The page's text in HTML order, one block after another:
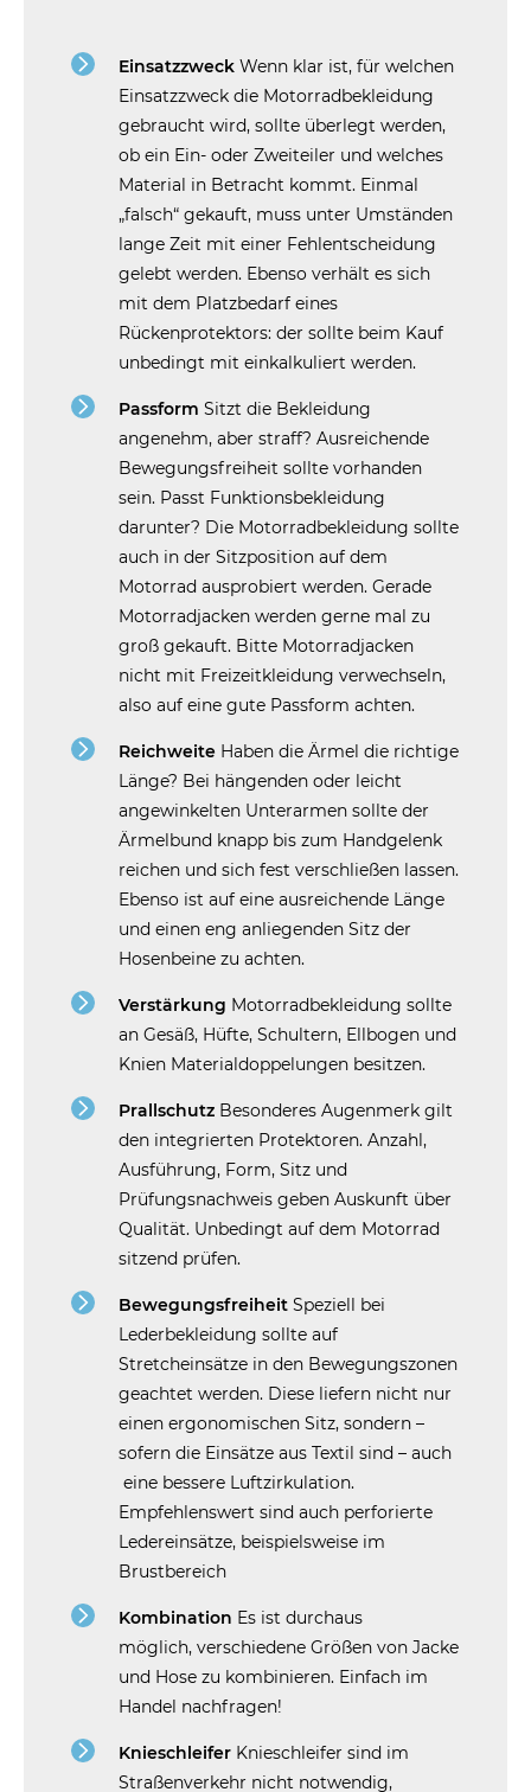
Einsatzzweck Wenn klar ist, für welchen
Einsatzzweck die Motorradbekleidung
gebraucht wird, sollte überlegt werden,
ob ein Ein- oder Zweiteiler und welches
Material in Betracht kommt. Einmal
„falsch“ gekauft, muss unter Umständen
lange Zeit mit einer Fehlentscheidung
gelebt werden. Ebenso verhält es sich
mit dem Platzbedarf eines
Rückenprotektors: der sollte beim Kauf
unbedingt mit einkalkuliert werden.
Passform Sitzt die Bekleidung
angenehm, aber straff? Ausreichende
Bewegungsfreiheit sollte vorhanden
sein. Passt Funktionsbekleidung
darunter? Die Motorradbekleidung sollte
auch in der Sitzposition auf dem
Motorrad ausprobiert werden. Gerade
Motorradjacken werden gerne mal zu
groß gekauft. Bitte Motorradjacken
nicht mit Freizeitkleidung verwechseln,
also auf eine gute Passform achten.
Reichweite Haben die Ärmel die richtige
Länge? Bei hängenden oder leicht
angewinkelten Unterarmen sollte der
Ärmelbund knapp bis zum Handgelenk
reichen und sich fest verschließen lassen.
Ebenso ist auf eine ausreichende Länge
und einen eng anliegenden Sitz der
Hosenbeine zu achten.
Verstärkung Motorradbekleidung sollte
an Gesäß, Hüfte, Schultern, Ellbogen und
Knien Materialdoppelungen besitzen.
Prallschutz Besonderes Augenmerk gilt
den integrierten Protektoren. Anzahl,
Ausführung, Form, Sitz und
Prüfungsnachweis geben Auskunft über
Qualität. Unbedingt auf dem Motorrad
sitzend prüfen.
Bewegungsfreiheit Speziell bei
Lederbekleidung sollte auf
Stretcheinsätze in den Bewegungszonen
geachtet werden. Diese liefern nicht nur
einen ergonomischen Sitz, sondern –
sofern die Einsätze aus Textil sind – auch
eine bessere Luftzirkulation.
Empfehlenswert sind auch perforierte
Ledereinsätze, beispielsweise im
Brustbereich
Kombination Es ist durchaus
möglich, verschiedene Größen von Jacke
und Hose zu kombinieren. Einfach im
Handel nachfragen!
Knieschleifer Knieschleifer sind im
Straßenverkehr nicht notwendig,